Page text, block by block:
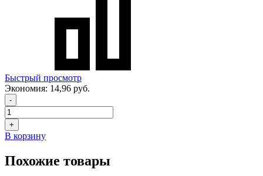
Быстрый просмотр
Экономия: 14,96 руб.
-
+
В корзину
Похожие товары